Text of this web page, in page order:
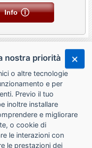
Info
nostra priorità
o altre tecnologie
e per
Previo il tuo
inoltre installare
e migliorare
o cookie di
le interazioni con
le prestazioni dei